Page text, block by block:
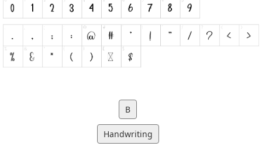
B
Handwriting